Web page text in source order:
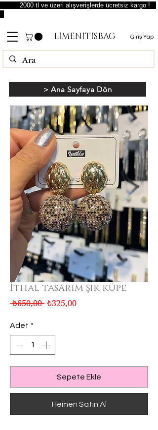
LİMENİTİSBAG Giriş Yap
2000 tl ve üzeri alışverişlerde ücretsiz kargo !
İthal tasarım şık küpe
₺650,00 Normal
₺325,00İndirimli
Adet *
Sepete Ekle
Hemen Satın Al
> Ana Sayfaya Dön